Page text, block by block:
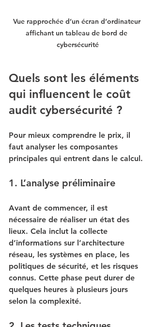
Vue rapprochée d’un écran d’ordinateur
affichant un tableau de bord de
cybersécurité
Quels sont les éléments
qui influencent le coût
audit cybersécurité ?
Pour mieux comprendre le prix, il
faut analyser les composantes
principales qui entrent dans le calcul.
1. L’analyse préliminaire
Avant de commencer, il est
nécessaire de réaliser un état des
lieux. Cela inclut la collecte
d’informations sur l’architecture
réseau, les systèmes en place, les
politiques de sécurité, et les risques
connus. Cette phase peut durer de
quelques heures à plusieurs jours
selon la complexité.